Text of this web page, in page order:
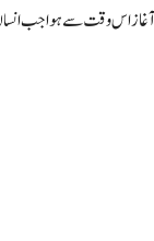
آغاز اس وقت سے ہوا جب